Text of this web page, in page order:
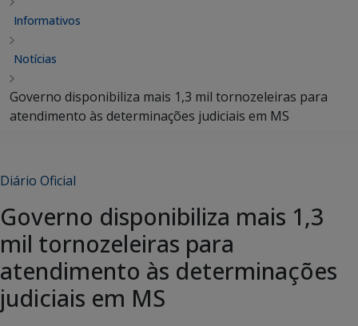
Informativos
Notícias
Governo disponibiliza mais 1,3 mil tornozeleiras para
atendimento às determinações judiciais em MS
Diário Oficial
Governo disponibiliza mais 1,3
mil tornozeleiras para
atendimento às determinações
judiciais em MS